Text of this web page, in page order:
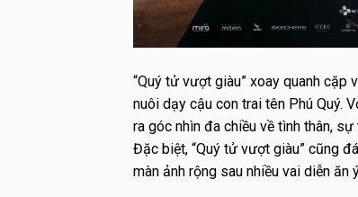
“Quý tử vượt giàu” xoay quanh cặp
nuôi dạy cậu con trai tên Phú Quý.
ra góc nhìn đa chiều về tình thân,
Đặc biệt, “Quý tử vượt giàu” cũng
màn ảnh rộng sau nhiều vai diễn ăn